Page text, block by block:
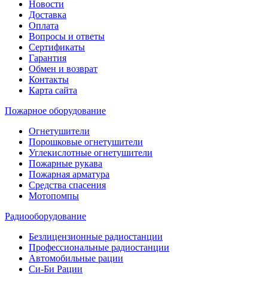
Новости
Доставка
Оплата
Вопросы и ответы
Сертификаты
Гарантия
Обмен и возврат
Контакты
Карта сайта
Пожарное оборудование
Огнетушители
Порошковые огнетушители
Углекислотные огнетушители
Пожарные рукава
Пожарная арматура
Средства спасения
Мотопомпы
Радиооборудование
Безлицензионные радиостанции
Профессиональные радиостанции
Автомобильные рации
Си-Би Рации